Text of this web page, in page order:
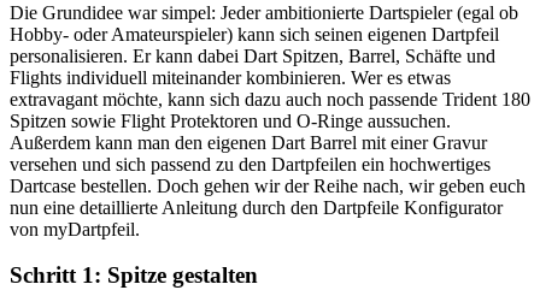
Die Grundidee war simpel: Jeder ambitionierte Dartspieler (egal ob
Hobby- oder Amateurspieler) kann sich seinen eigenen Dartpfeil
personalisieren. Er kann dabei Dart Spitzen, Barrel, Schäfte und
Flights individuell miteinander kombinieren. Wer es etwas
extravagant möchte, kann sich dazu auch noch passende Trident 180
Spitzen sowie Flight Protektoren und O-Ringe aussuchen.
Außerdem kann man den eigenen Dart Barrel mit einer Gravur
versehen und sich passend zu den Dartpfeilen ein hochwertiges
Dartcase bestellen. Doch gehen wir der Reihe nach, wir geben euch
nun eine detaillierte Anleitung durch den Dartpfeile Konfigurator
von myDartpfeil.
Schritt 1: Spitze gestalten